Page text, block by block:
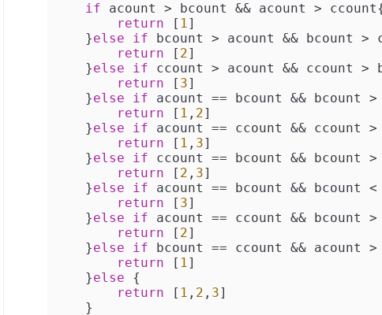
if acount > bcount && acount >
return [ 1]
    }
else if bcount > acount && bcount >
return [ 2]
    }
else if ccount > acount && ccount >
return [ 3]
    }
else if acount == bcount && bcount >
return [ 1 , 2]
    }
else if acount == ccount && ccount >
return [ 1 , 3]
    }
else if ccount == bcount && bcount >
return [ 2 , 3]
    }
else if acount == bcount && bcount <
return [ 3]
    }
else if acount == ccount && bcount >
return [ 2]
    }
else if bcount == ccount && acount >
return [ 1]
    }
else {
return [ 1 , 2 , 3]